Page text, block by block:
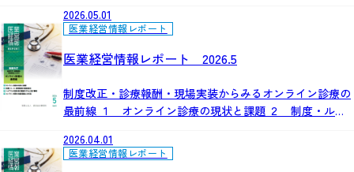
員・患者対応 ４ 今後の展望とまとめ
2026.05.01
医業経営情報レポート
医業経営情報レポート 2026.5
制度改正・診療報酬・現場実装からみるオンライン診療の
最前線 １ オンライン診療の現状と課題 ２ 制度・ルー
デルと先行事例 ４ オンライン診療の制度整備と方向性
2026.04.01
医業経営情報レポート